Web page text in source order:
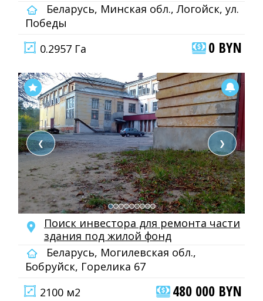
Беларусь, Минская обл., Логойск, ул.
Победы
0.2957 Га
0 BYN
❮ ❯
Поиск инвестора для ремонта части
здания под жилой фонд
Беларусь, Могилевская обл.,
Бобруйск, Горелика 67
2100 м2
480 000 BYN